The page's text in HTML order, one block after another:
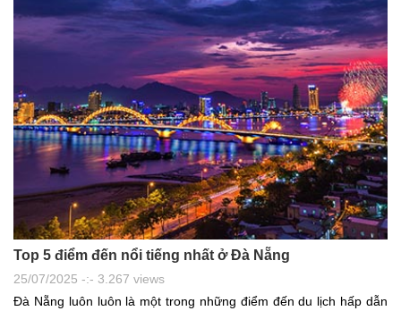
Đà Lạt tự túc hay đi theo nhóm, lịch trình này sẽ giúp bạn biết một
ngày ở Đà Lạt ăn gì, chơi gì và đi đâu để tận dụng tối đa thời
gian.
Top 5 điểm đến nổi tiếng nhất ở Đà Nẵng
25/07/2025 -:- 3.267 views
Đà Nẵng luôn luôn là một trong những điểm đến du lịch hấp dẫn